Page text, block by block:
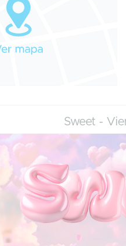
Sweet -